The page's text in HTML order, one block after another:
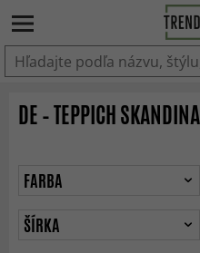
Produkt bol
DE – TEPPICH
FARBA
ŠÍRKA